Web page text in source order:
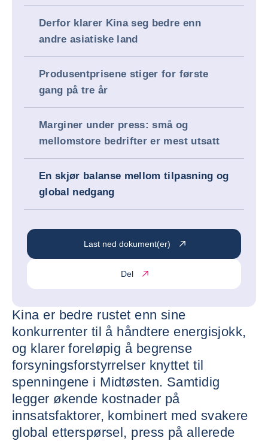
Derfor klarer Kina seg bedre enn
andre asiatiske land
Produsentprisene stiger for første
gang på tre år
Marginer under press: små og
mellomstore bedrifter er mest utsatt
En skjør balanse mellom tilpasning og
global nedgang
Last ned dokument(er)
Del
Kina er bedre rustet enn sine
konkurrenter til å håndtere energisjokk,
og klarer foreløpig å begrense
forsyningsforstyrrelser knyttet til
spenningene i Midtøsten. Samtidig
legger økende kostnader på
innsatsfaktorer, kombinert med svakere
global etterspørsel, press på allerede